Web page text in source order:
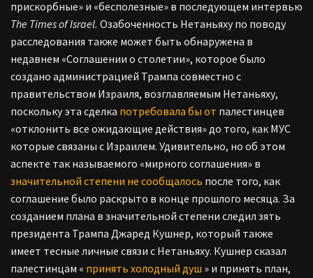
прискорбные» и «бесполезные» в последующем интервью
The Times of Israel. Озабоченность Нетаньяху по поводу
расследования также может быть обнаружена в
недавнем «Соглашении о столетии», которое было
создано администрацией Трампа совместно с
правительством Израиля, возглавляемым Нетаньяху,
поскольку эта сделка потребовала бы от палестинцев
«отклонить все ожидающие действия» до того, как МУС
которые связаны с Израилем. Удивительно, но об этом
аспекте так называемого «мирного соглашения» в
значительной степени не сообщалось после того, как
соглашение было раскрыто в конце прошлого месяца. За
созданием плана в значительной степени следил зять
президента Трампа Джаред Кушнер, который также
имеет тесные личные связи с Нетаньяху. Кушнер сказал
палестинцам « принять холодный душ » и принять план,